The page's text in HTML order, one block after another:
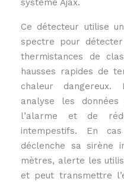
système Ajax.
Ce détecteur utilise
spectre pour
thermistances de
hausses rapides de
chaleur dangereux.
analyse les
l’alarme et de
intempestifs. En
déclenche sa sirène
mètres, alerte les
et peut transmettre